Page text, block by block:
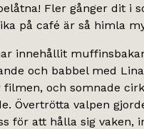
Fler gånger dit i
på café är så himla
innehållit
och babbel med
filmen, och somnade
Övertrötta valpen
för att hålla sig vaken,